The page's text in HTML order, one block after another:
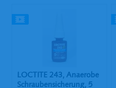
LOCTITE 243, Anaerobe
Schraubensicherung, 5